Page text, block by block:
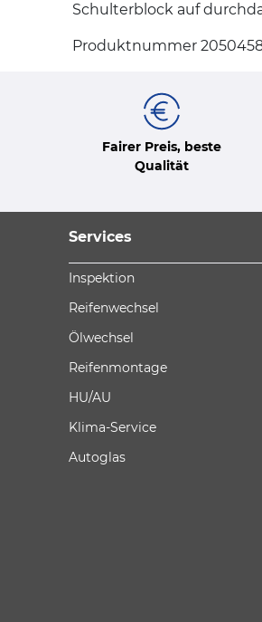
Schulterblock auf
Produktnummer
Fairer Preis, beste
Qualität
Services
Inspektion
Reifenwechsel
Ölwechsel
Reifenmontage
HU/AU
Klima-Service
Autoglas